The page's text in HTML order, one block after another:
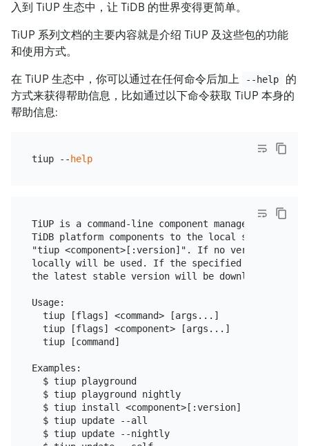
入到 TiUP 生态中，让 TiDB 的世界变得更简单。
TiUP 系列文档的主要内容就是介绍 TiUP 及这些包的功能
和使用方式。
在 TiUP 生态中，你可以通过在任何命令后加上 --help
的
方式来获得帮助信息，比如通过以下命令获取 TiUP 本身的
帮助信息:
tiup -- help
TiUP is a command-line component management
TiDB platform components to the local system.
"tiup <component>[:version]". If no version
locally will be used. If the specified component
the latest stable version will be downloaded
Usage:
  tiup [flags] <command> [args...]
  tiup [flags] <component> [args...]
  tiup [command]
Examples:
$ tiup playground                    # Quick
$ tiup playground nightly            # Start a
$ tiup install <component>[:version] # Install
$ tiup update --all                  # Update
$ tiup update --nightly              # Update